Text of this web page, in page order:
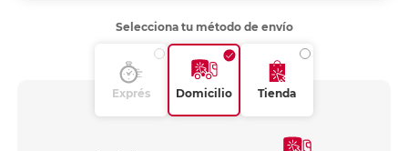
Selecciona tu método de envío
Exprés Domicilio Tienda